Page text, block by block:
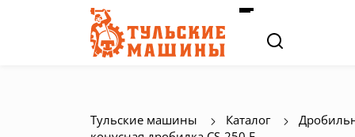
Тульские машины Каталог